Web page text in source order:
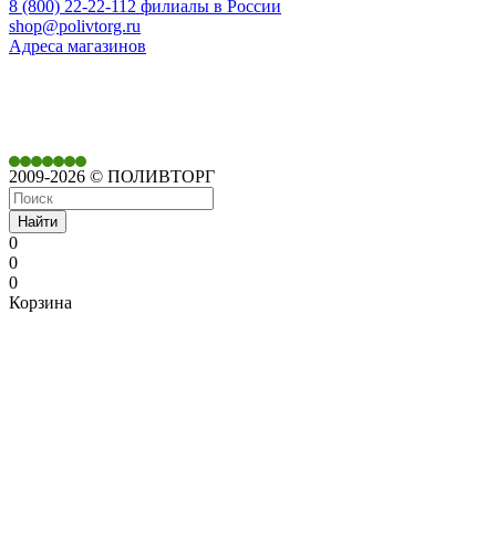
8 (800) 22-22-112 филиалы в России
shop@polivtorg.ru
Адреса магазинов
2009-2026 © ПОЛИВТОРГ
Найти
0
0
0
Корзина